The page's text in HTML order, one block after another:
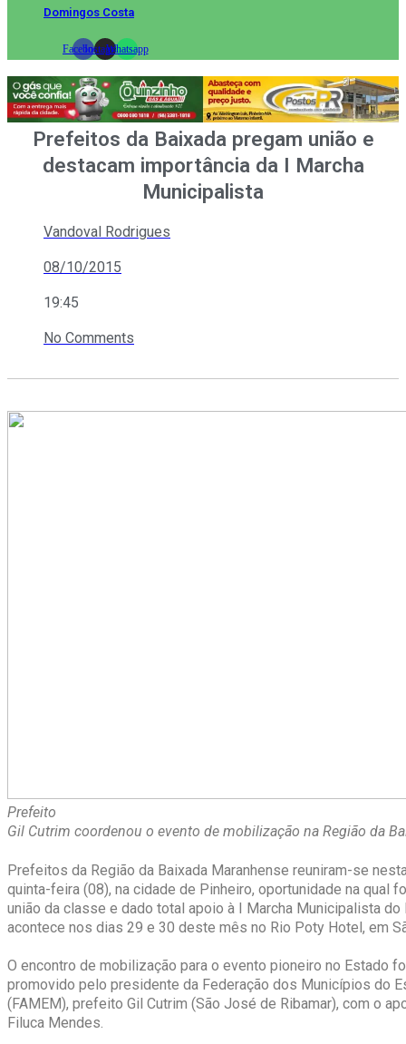
Domingos Costa
FacebookInstagramWhatsapp
Prefeitos da Baixada pregam união e
destacam importância da I Marcha
Municipalista
Vandoval Rodrigues
08/10/2015
19:45
No Comments
Prefeito
Gil Cutrim coordenou o evento de mobilização na Região da
Prefeitos da Região da Baixada Maranhense reuniram-se
quinta-feira (08), na cidade de Pinheiro, oportunidade na qual
união da classe e dado total apoio à I Marcha Municipalista do
acontece nos dias 29 e 30 deste mês no Rio Poty Hotel, em
O encontro de mobilização para o evento pioneiro no Estado
promovido pelo presidente da Federação dos Municípios do
(FAMEM), prefeito Gil Cutrim (São José de Ribamar), com o
Filuca Mendes.